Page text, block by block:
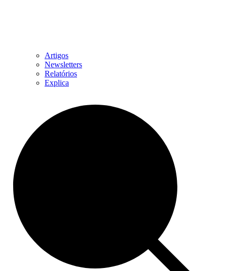
Artigos
Newsletters
Relatórios
Explica